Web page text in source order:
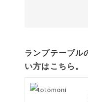
ランプテーブル
い方はこちら。